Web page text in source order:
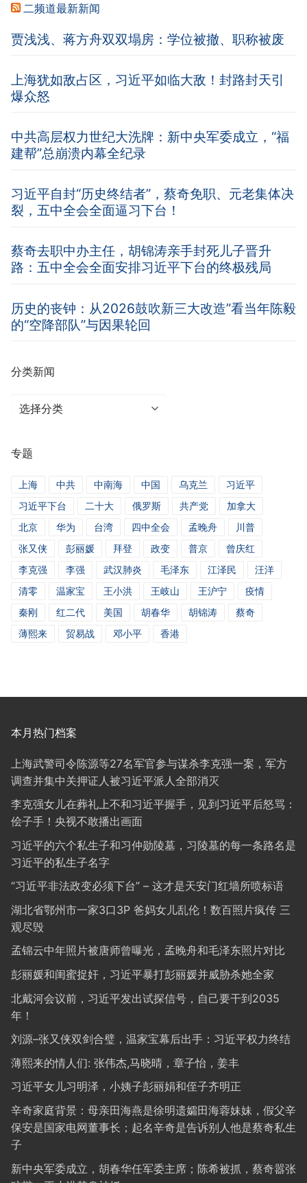
二频道最新新闻
贾浅浅、蒋方舟双双塌房：学位被撤、职称被废
上海犹如敌占区，习近平如临大敌！封路封天引
爆众怒
中共高层权力世纪大洗牌：新中央军委成立，“福
建帮”总崩溃内幕全纪录
习近平自封“历史终结者”，蔡奇免职、元老集体决
裂，五中全会全面逼习下台！
蔡奇去职中办主任，胡锦涛亲手封死儿子晋升
路：五中全会全面安排习近平下台的终极残局
历史的丧钟：从2026鼓吹新三大改造”看当年陈毅
的“空降部队”与因果轮回
分类新闻
分
闻
专题
上海 中共 中南海 中国 乌克兰
习近平
习近平下台
二十大 俄罗斯 共产党
加拿大
北京
华为 台湾 四中全会 孟晚舟
川普
张又侠
彭丽媛 拜登 政变 普京
曾庆红
李克强
李强 武汉肺炎 毛泽东 江泽民
汪洋
清零
温家宝 王小洪 王岐山 王沪宁
疫情
秦刚
红二代 美国 胡春华 胡锦涛
蔡奇
薄熙来
贸易战 邓小平 香港
本月热门档案
上海武警司令陈源等27名军官参与谋杀李克强一案，军方
调查并集中关押证人被习近平派人全部消灭
李克强女儿在葬礼上不和习近平握手，见到习近平后怒骂：
侩子手！央视不敢播出画面
习近平的六个私生子和习仲勋陵墓，习陵墓的每一条路名是
习近平的私生子名字
“习近平非法政变必须下台” – 这才是天安门红墙所喷标语
湖北省鄂州市一家3口3P 爸妈女儿乱伦！数百照片疯传 三
观尽毁
孟锦云中年照片被唐师曾曝光，孟晚舟和毛泽东照片对比
彭丽媛和闺蜜捉奸，习近平暴打彭丽媛并威胁杀她全家
北戴河会议前，习近平发出试探信号，自己要干到2035
年！
刘源–张又侠双剑合璧，温家宝幕后出手：习近平权力终结
薄熙来的情人们: 张伟杰,马晓晴，章子怡，姜丰
习近平女儿习明泽，小姨子彭丽娟和侄子齐明正
辛奇家庭背景：母亲田海燕是徐明遗孀田海蓉妹妹，假父辛
保安是国家电网董事长；起名辛奇是告诉别人他是蔡奇私生
子
新中央军委成立，胡春华任军委主席；陈希被抓，蔡奇嚣张